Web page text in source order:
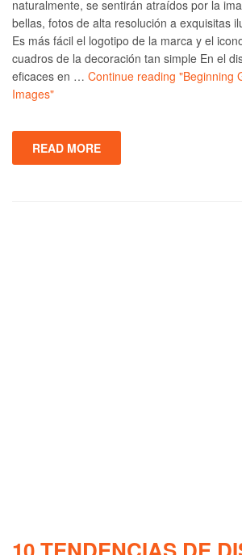
naturalmente, se sentirán atraídos por la
bellas, fotos de alta resolución a exquisitas
Es más fácil el logotipo de la marca y el
cuadros de la decoración tan simple En el
eficaces en … Continue reading "Beginning
Images"
READ MORE